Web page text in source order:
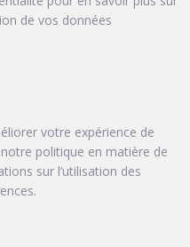
de vos données
votre expérience de
politique en matière de
sur l’utilisation des